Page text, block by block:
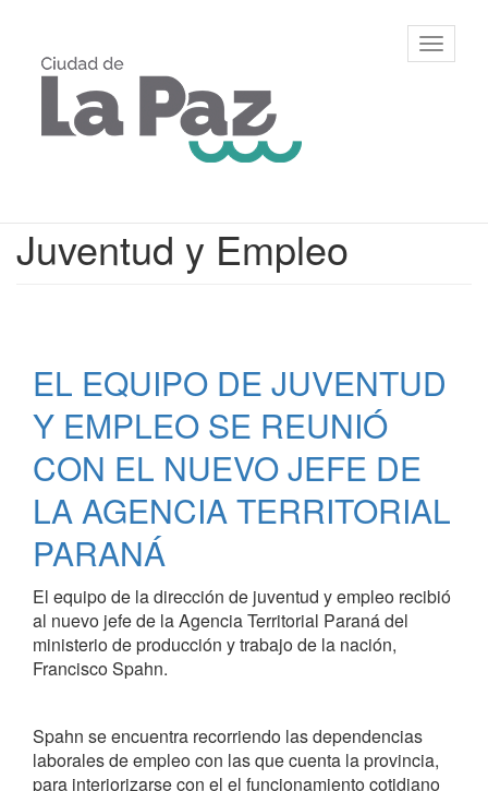
contenido
principalde La Paz,
Entre Ríos
barra
Contenido
Juventud y Empleo
EL EQUIPO DE JUVENTUD
Y EMPLEO SE REUNIÓ
CON EL NUEVO JEFE DE
LA AGENCIA TERRITORIAL
PARANÁ
El equipo de la dirección de juventud y empleo recibió
al nuevo jefe de la Agencia Territorial Paraná del
ministerio de producción y trabajo de la nación,
Francisco Spahn.
Spahn se encuentra recorriendo las dependencias
laborales de empleo con las que cuenta la provincia,
para interiorizarse con el el funcionamiento cotidiano